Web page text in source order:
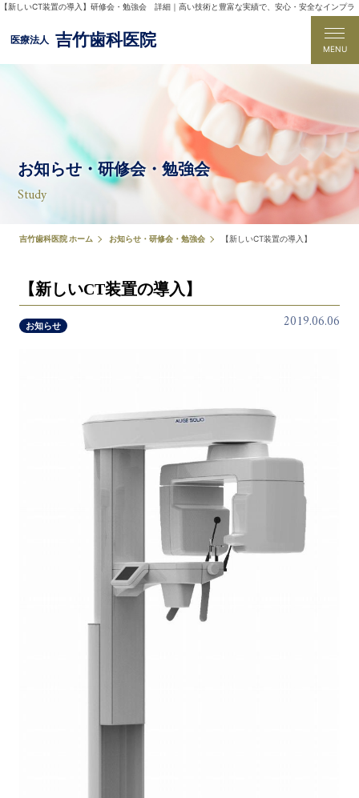
【新しいCT装置の導入】研修会・勉強会 詳細｜高い技術と豊富な実績で、安心・安全なインプラ
医療法人 吉竹歯科医院 MENU
お知らせ・研修会・勉強会
Study
吉竹歯科医院 ホーム お知らせ・研修会・勉強会 【新しいCT装置の導入】
【新しいCT装置の導入】
お知らせ 2019.06.06